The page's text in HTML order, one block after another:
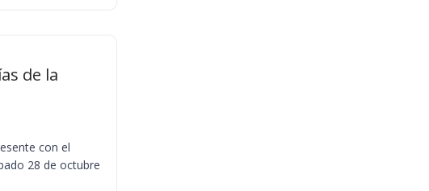
de la
con el
28 de octubre